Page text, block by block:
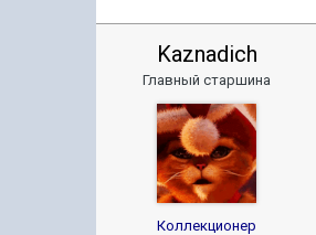
Kaznadich
Главный старшина
Коллекционер